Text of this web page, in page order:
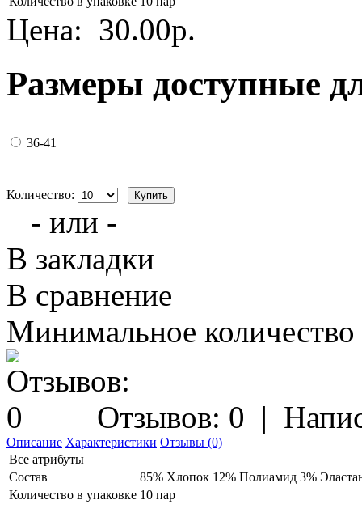
Цена: 30.00р.
Размеры доступные
36-41
Количество:
- или -
В закладки
В сравнение
Минимальное количество
Отзывов: 0 |
Описание Характеристики Отзывы (0)
Все атрибуты
Состав
85% Хлопок 12% Полиамид 3%
Количество в упаковке 10 пар